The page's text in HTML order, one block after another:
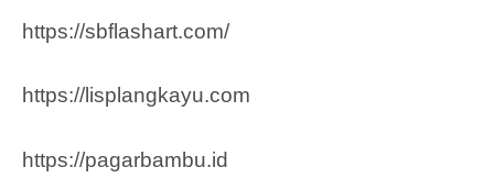
https://sbflashart.com/
https://lisplangkayu.com
https://pagarbambu.id